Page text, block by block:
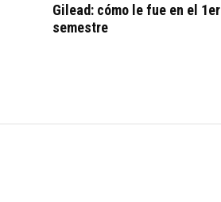
Gilead: cómo le fue en el 1er
semestre